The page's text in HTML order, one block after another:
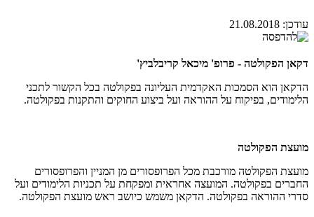
עודכן: 21.08.2018
דקאן הפקולטה - פרופ' מיכאל קריבלביץ'
הדקאן הוא הסמכות האקדמית העליונה בפקולטה בכל הקשור לתכני
הלימודים, בפיקוח על ההוראה ועל ביצוע החוקים והתקנות בפקולטה.
מועצת הפקולטה
מועצת הפקולטה מורכבת מכל הפרופסורים מן המניין והפרופסורים
החברים בפקולטה. המועצה אחראית ומפקחת על תכניות הלימודים ועל
סדרי ההוראה בפקולטה. הדקאן משמש כיושב ראש מועצת הפקולטה.